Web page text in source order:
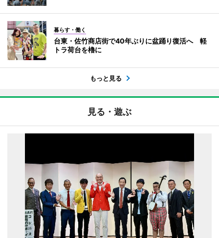
暮らす・働く
台東・佐竹商店街で40年ぶりに盆踊り復活へ 軽
トラ荷台を櫓に
もっと見る
見る・遊ぶ